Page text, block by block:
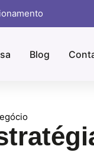
Blog